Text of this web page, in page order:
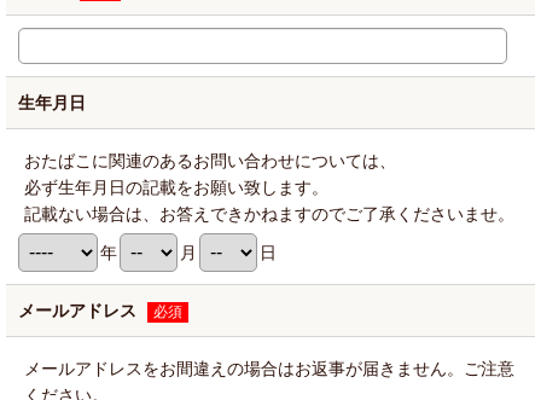
生年月日
おたばこに関連のあるお問い合わせについては、
必ず生年月日の記載をお願い致します。
記載ない場合は、お答えできかねますのでご了承くださいませ。
年
月 日
メールアドレス 必須
メールアドレスをお間違えの場合はお返事が届きません。ご注意
ください。